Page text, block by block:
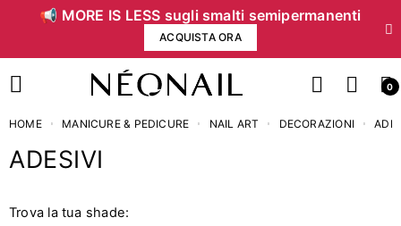
📢 MORE IS LESS sugli smalti semipermanenti
ACQUISTA ORA
0
HOME MANICURE & PEDICURE NAIL ART DECORAZIONI
ADESIVI
Trova la tua shade: